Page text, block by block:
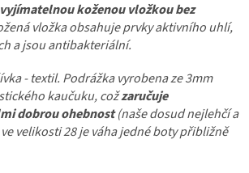
koženou vložkoubez
vložka obsahuje prvky aktivního uhlí,
a jsou antibakteriální.
- textil. Podrážka vyrobena ze 3mm
kaučuku, cožzaručuje
dobrou ohebnost(naše dosud nejlehčí a
velikosti 28 je váha jedné boty přibližně